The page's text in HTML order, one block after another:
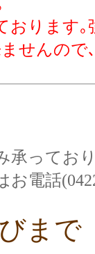
ります｡
せんので
承ってお
電話
まで